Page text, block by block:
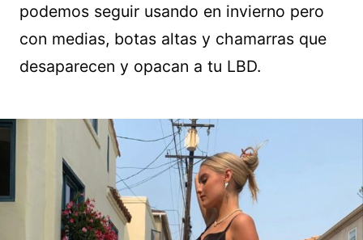
podemos seguir usando en invierno pero
con medias, botas altas y chamarras que
desaparecen y opacan a tu LBD.